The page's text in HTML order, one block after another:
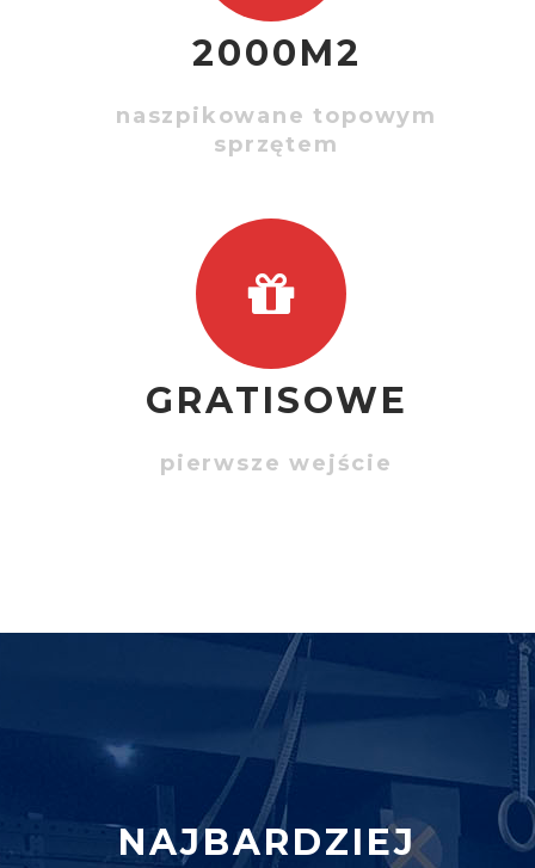
2000M2
naszpikowane topowym
sprzętem
GRATISOWE
pierwsze wejście
NAJBARDZIEJ